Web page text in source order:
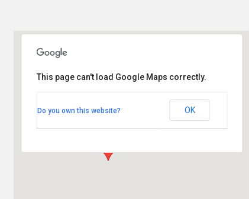
Johanneskerk
Westsingel 30 - Amersfoort
This page can't load Google Maps correctly.
Do you own this website? OK